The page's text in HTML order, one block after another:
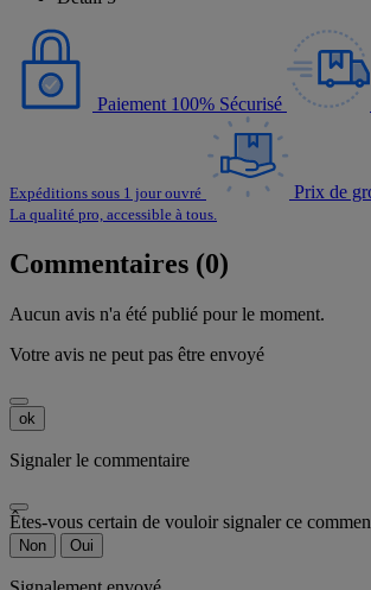
Paiement 100% Sécurisé
Expéditions sous 1 jour ouvré Prix de
La qualité pro, accessible à tous.
Commentaires (0)
Aucun avis n'a été publié pour le moment.
Votre avis ne peut pas être envoyé
ok
Signaler le commentaire
Êtes-vous certain de vouloir signaler ce
Non Oui